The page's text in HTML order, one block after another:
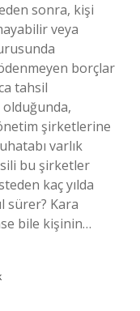
sonra, kişi
veya
borçlar
tahsil
şirketlerine
varlık
bu şirketler
kaç yılda
sürer? Kara
bile kişinin…